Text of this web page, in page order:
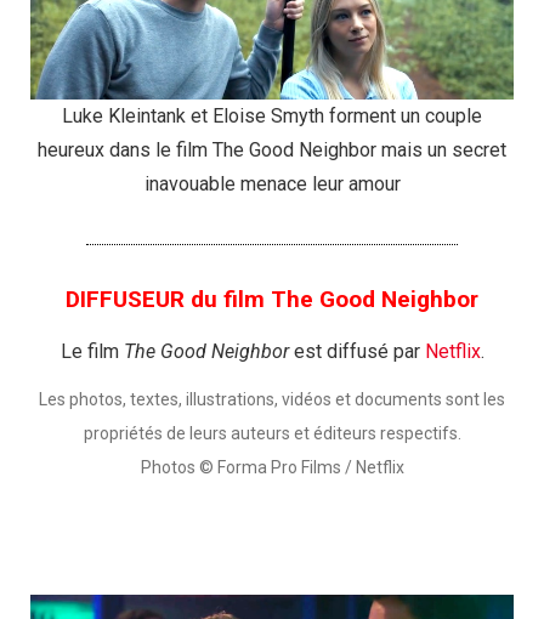
Luke Kleintank et Eloise Smyth forment un couple
heureux dans le film The Good Neighbor mais un secret
inavouable menace leur amour
DIFFUSEUR du film The Good Neighbor
Le film The Good Neighborest diffusé par Netflix.
Les photos, textes, illustrations, vidéos et documents sont les
propriétés de leurs auteurs et éditeurs respectifs.
Photos © Forma Pro Films / Netflix